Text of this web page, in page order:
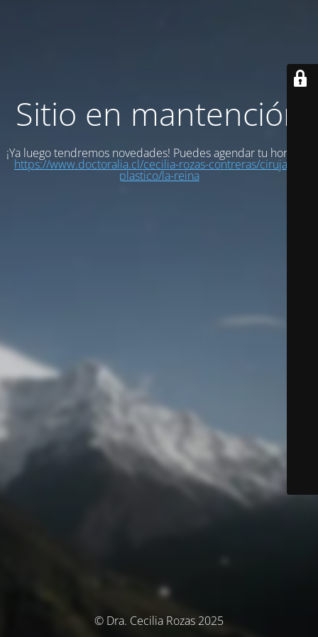
Sitio en mantención
¡Ya luego tendremos novedades! Puedes agendar tu hora en:
https://www.doctoralia.cl/cecilia-rozas-contreras/cirujano-
plastico/la-reina
© Dra. Cecilia Rozas 2025